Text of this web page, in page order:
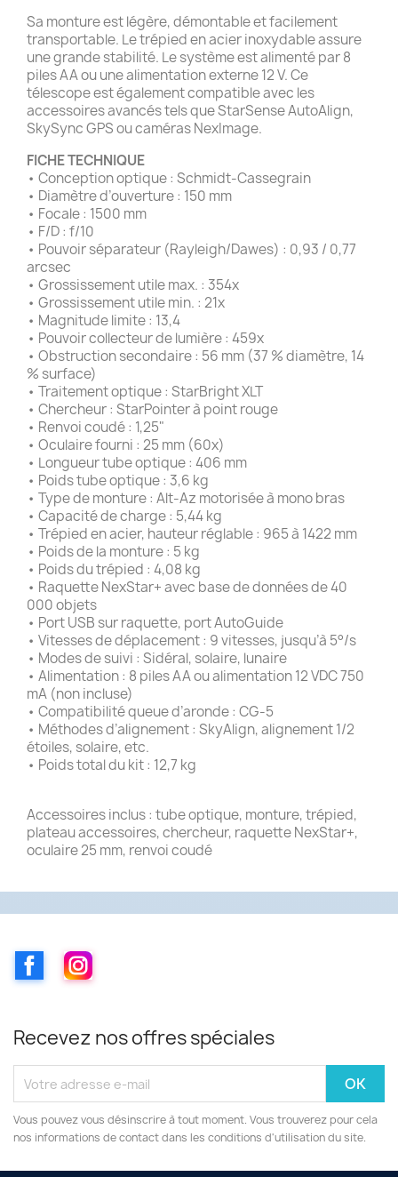
Sa monture est légère, démontable et facilement
transportable. Le trépied en acier inoxydable assure
une grande stabilité. Le système est alimenté par 8
piles AA ou une alimentation externe 12 V. Ce
télescope est également compatible avec les
accessoires avancés tels que StarSense AutoAlign,
SkySync GPS ou caméras NexImage.
FICHE TECHNIQUE
• Conception optique : Schmidt-Cassegrain
• Diamètre d’ouverture : 150 mm
• Focale : 1500 mm
• F/D : f/10
• Pouvoir séparateur (Rayleigh/Dawes) : 0,93 / 0,77
arcsec
• Grossissement utile max. : 354x
• Grossissement utile min. : 21x
• Magnitude limite : 13,4
• Pouvoir collecteur de lumière : 459x
• Obstruction secondaire : 56 mm (37 % diamètre, 14
% surface)
• Traitement optique : StarBright XLT
• Chercheur : StarPointer à point rouge
• Renvoi coudé : 1,25"
• Oculaire fourni : 25 mm (60x)
• Longueur tube optique : 406 mm
• Poids tube optique : 3,6 kg
• Type de monture : Alt-Az motorisée à mono bras
• Capacité de charge : 5,44 kg
• Trépied en acier, hauteur réglable : 965 à 1422 mm
• Poids de la monture : 5 kg
• Poids du trépied : 4,08 kg
• Raquette NexStar+ avec base de données de 40
000 objets
• Port USB sur raquette, port AutoGuide
• Vitesses de déplacement : 9 vitesses, jusqu’à 5°/s
• Modes de suivi : Sidéral, solaire, lunaire
• Alimentation : 8 piles AA ou alimentation 12 VDC 750
mA (non incluse)
• Compatibilité queue d’aronde : CG-5
• Méthodes d’alignement : SkyAlign, alignement 1/2
étoiles, solaire, etc.
• Poids total du kit : 12,7 kg
Accessoires inclus : tube optique, monture, trépied,
plateau accessoires, chercheur, raquette NexStar+,
oculaire 25 mm, renvoi coudé
FacebookInstagram
Recevez nos offres spéciales
Vous pouvez vous désinscrire à tout moment. Vous trouverez pour cela
nos informations de contact dans les conditions d'utilisation du site.